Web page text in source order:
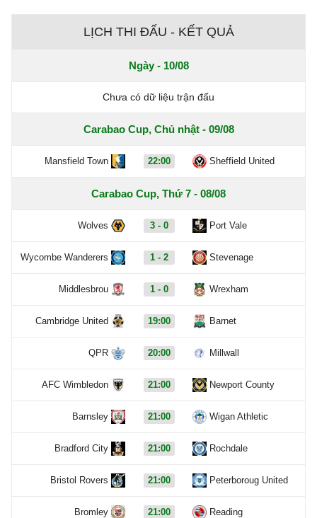
LỊCH THI ĐẤU - KẾT QUẢ
Ngày - 10/08
Chưa có dữ liệu trận đấu
Carabao Cup, Chủ nhật - 09/08
Mansfield Town 22:00 Sheffield United
Carabao Cup, Thứ 7 - 08/08
Wolves 3 - 0 Port Vale
Wycombe Wanderers 1 - 2 Stevenage
Middlesbrou 1 - 0 Wrexham
Cambridge United 19:00 Barnet
QPR 20:00 Millwall
AFC Wimbledon 21:00 Newport County
Barnsley 21:00 Wigan Athletic
Bradford City 21:00 Rochdale
Bristol Rovers 21:00 Peterboroug United
Bromley 21:00 Reading